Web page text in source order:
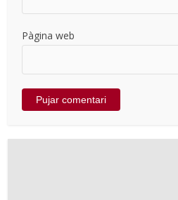
Pàgina web